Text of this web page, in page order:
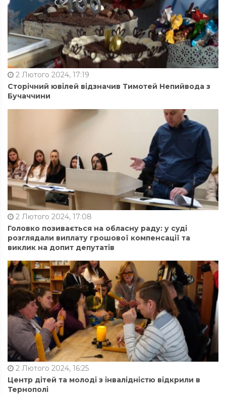
2 Лютого 2024, 17:19
Сторічний ювілей відзначив Тимотей Непийвода з
Бучаччини
2 Лютого 2024, 17:08
Головко позивається на обласну раду: у суді
розглядали виплату грошової компенсації та
виклик на допит депутатів
2 Лютого 2024, 16:25
Центр дітей та молоді з інвалідністю відкрили в
Тернополі